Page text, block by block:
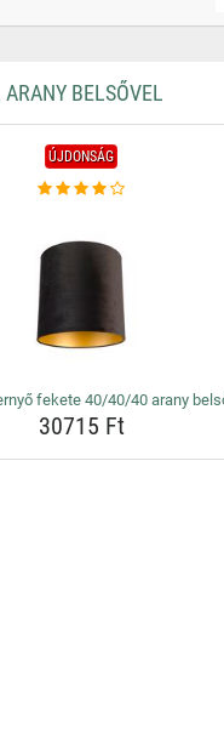
BELSŐVEL
ÚJDONSÁG
fekete 40/40/40 arany
30715 Ft